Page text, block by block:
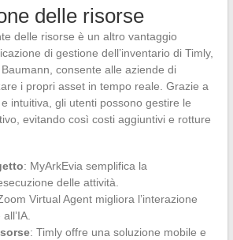
delle risorse
delle risorse è un altro vantaggio
di gestione dell’inventario di Timly,
consente alle aziende di
i propri asset in tempo reale. Grazie a
intuitiva, gli utenti possono gestire le
evitando così costi aggiuntivi e rotture
: MyArkEvia semplifica la
delle attività.
Virtual Agent migliora l’interazione
: Timly offre una soluzione mobile e